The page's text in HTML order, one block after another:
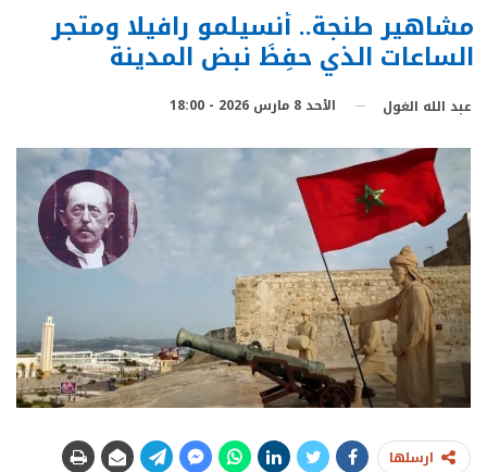
مشاهير طنجة.. أنسيلمو رافيلا ومتجر
الساعات الذي حفِظَ نبض المدينة
عبد الله الغول الأحد 8 مارس 2026 - 18:00
ارسلها